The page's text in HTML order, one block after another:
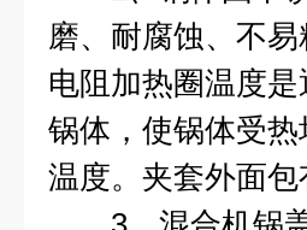
磨、耐腐蚀、不
电阻加热圈温度
锅体，使锅体受
温度。夹套外面包